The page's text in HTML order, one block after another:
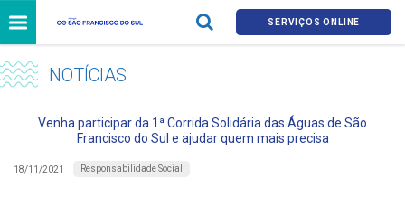
SERVIÇOS ONLINE
NOTÍCIAS
Venha participar da 1ª Corrida Solidária das Águas de São
Francisco do Sul e ajudar quem mais precisa
18/11/2021 Responsabilidade Social